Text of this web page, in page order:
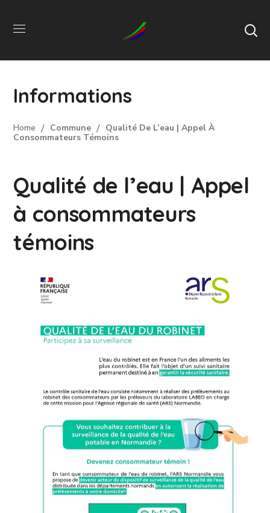
Informations
Home Commune
Qualité De L’eau | Appel À
Consommateurs Témoins
Qualité de l’eau | Appel
à consommateurs
témoins